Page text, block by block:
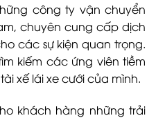
công ty vận chuyển
chuyên cung cấp dịch
các sự kiện quan trọng.
kiếm các ứng viên tiềm
xế lái xe cưới của mình.
khách hàng những trải